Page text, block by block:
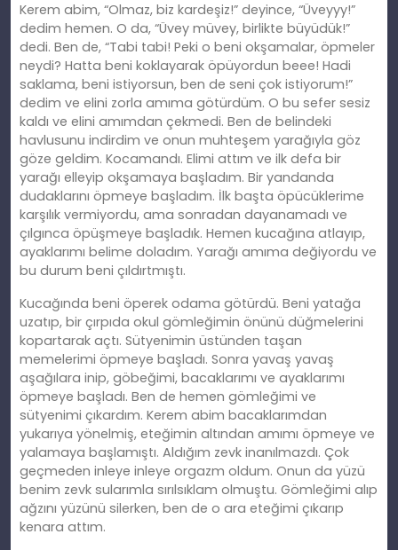
Kerem abim, “Olmaz, biz kardeşiz!” deyince, “Üveyyy!”
dedim hemen. O da, “Üvey müvey, birlikte büyüdük!”
dedi. Ben de, “Tabi tabi! Peki o beni okşamalar, öpmeler
neydi? Hatta beni koklayarak öpüyordun beee! Hadi
saklama, beni istiyorsun, ben de seni çok istiyorum!”
dedim ve elini zorla amıma götürdüm. O bu sefer sesiz
kaldı ve elini amımdan çekmedi. Ben de belindeki
havlusunu indirdim ve onun muhteşem yarağıyla göz
göze geldim. Kocamandı. Elimi attım ve ilk defa bir
yarağı elleyip okşamaya başladım. Bir yandanda
dudaklarını öpmeye başladım. İlk başta öpücüklerime
karşılık vermiyordu, ama sonradan dayanamadı ve
çılgınca öpüşmeye başladık. Hemen kucağına atlayıp,
ayaklarımı belime doladım. Yarağı amıma değiyordu ve
bu durum beni çıldırtmıştı.
Kucağında beni öperek odama götürdü. Beni yatağa
uzatıp, bir çırpıda okul gömleğimin önünü düğmelerini
kopartarak açtı. Sütyenimin üstünden taşan
memelerimi öpmeye başladı. Sonra yavaş yavaş
aşağılara inip, göbeğimi, bacaklarımı ve ayaklarımı
öpmeye başladı. Ben de hemen gömleğimi ve
sütyenimi çıkardım. Kerem abim bacaklarımdan
yukarıya yönelmiş, eteğimin altından amımı öpmeye ve
yalamaya başlamıştı. Aldığım zevk inanılmazdı. Çok
geçmeden inleye inleye orgazm oldum. Onun da yüzü
benim zevk sularımla sırılsıklam olmuştu. Gömleğimi alıp
ağzını yüzünü silerken, ben de o ara eteğimi çıkarıp
kenara attım.